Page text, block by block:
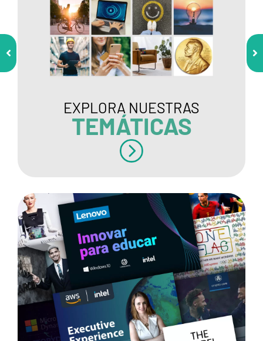
EXPLORA NUESTRAS
TEMÁTICAS